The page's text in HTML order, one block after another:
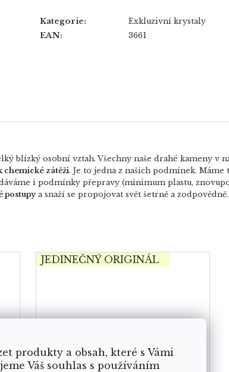
produkty a obsah, které s Vámi
Váš souhlas s používáním
Kategorie: Exkluzivní krystaly
EAN: 3661
blízký osobní vztah. Všechny naše drahé kameny v
chemické zátěži. Je to jedna z našich podmínek.
i podmínky přepravy (minimum plastu,
postupy a snaží se propojovat svět šetrně a zodpovědně.
JEDINEČNÝ ORIGINÁL